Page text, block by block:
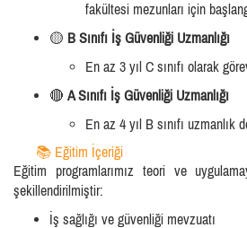
fakültesi mezunları için
🟡 B Sınıfı İş Güvenliği Uzmanlığı
En az 3 yıl C sınıfı olarak
🔴 A Sınıfı İş Güvenliği Uzmanlığı
En az 4 yıl B sınıfı uzmanlık
📚 Eğitim İçeriği
Eğitim programlarımız teori ve
şekillendirilmiştir:
İş sağlığı ve güvenliği mevzuatı